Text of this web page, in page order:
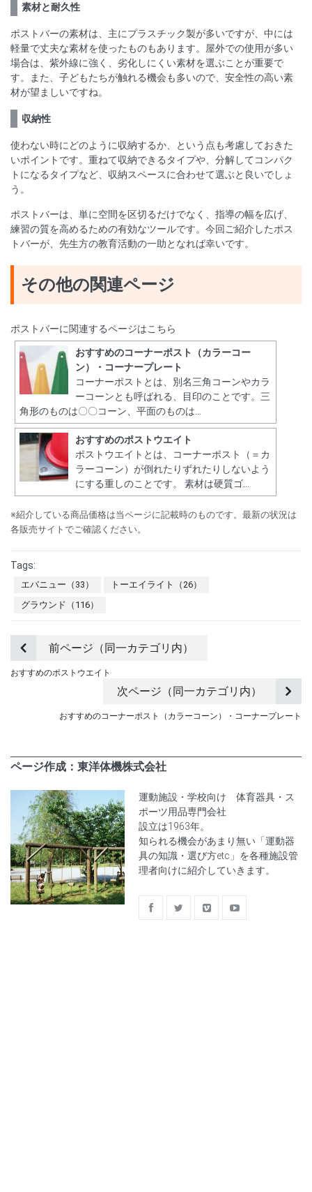
素材と耐久性
ポストバーの素材は、主にプラスチック製が多いですが、中には
軽量で丈夫な素材を使ったものもあります。屋外での使用が多い
場合は、紫外線に強く、劣化しにくい素材を選ぶことが重要で
す。また、子どもたちが触れる機会も多いので、安全性の高い素
材が望ましいですね。
収納性
使わない時にどのように収納するか、という点も考慮しておきた
いポイントです。重ねて収納できるタイプや、分解してコンパク
トになるタイプなど、収納スペースに合わせて選ぶと良いでしょ
う。
ポストバーは、単に空間を区切るだけでなく、指導の幅を広げ、
練習の質を高めるための有効なツールです。今回ご紹介したポス
トバーが、先生方の教育活動の一助となれば幸いです。
その他の関連ページ
ポストバーに関連するページはこちら
おすすめのコーナーポスト（カラーコー
ン）・コーナープレート
コーナーポストとは、別名三角コーンやカラ
ーコーンとも呼ばれる、目印のことです。三
角形のものは〇〇コーン、平面のものは...
おすすめのポストウエイト
ポストウエイトとは、コーナーポスト（＝カ
ラーコーン）が倒れたりずれたりしないよう
にする重しのことです。 素材は硬質ゴ...
※紹介している商品価格は当ページに記載時のものです。最新の状況は
各販売サイトでご確認ください。
Tags:
エバニュー（33）
トーエイライト（26）
グラウンド（116）
前ページ（同一カテゴリ内）
おすすめのポストウエイト
次ページ（同一カテゴリ内）
おすすめのコーナーポスト（カラーコーン）・コーナープレート
ページ作成：東洋体機株式会社
運動施設・学校向け 体育器具・ス
ポーツ用品専門会社
設立は1963年。
知られる機会があまり無い「運動器
具の知識・選び方etc」を各種施設管
理者向けに紹介していきます。